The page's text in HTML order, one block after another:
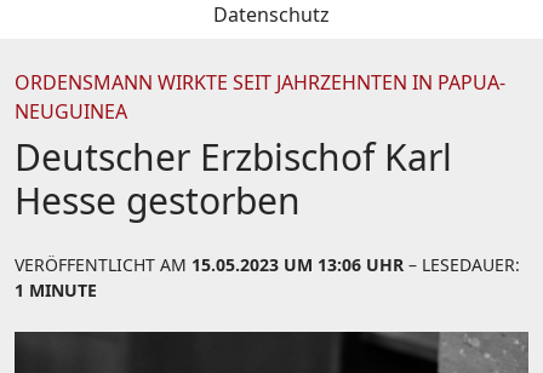
Datenschutz
ORDENSMANN WIRKTE SEIT JAHRZEHNTEN IN PAPUA-
NEUGUINEA
Deutscher Erzbischof Karl
Hesse gestorben
VERÖFFENTLICHT AM 15.05.2023 UM 13:06 UHR – LESEDAUER:
1 MINUTE